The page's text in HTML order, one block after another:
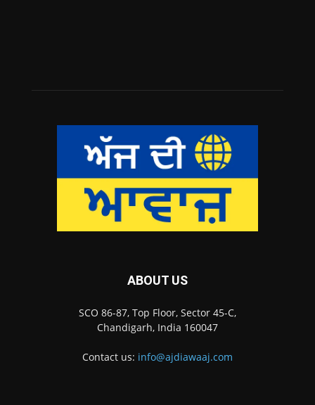
ABOUT US
SCO 86-87, Top Floor, Sector 45-C,
Chandigarh, India 160047
Contact us: info@ajdiawaaj.com